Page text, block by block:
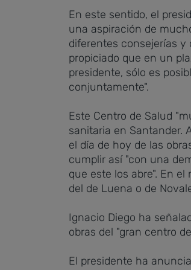
En este sentido, el
una aspiración de
diferentes consejerías y
propiciado que en un
presidente, sólo es
conjuntamente".
Este Centro de Salud
sanitaria en Santander.
el día de hoy de las
cumplir así "con una
que este los abre". En
del de Luena o de
Ignacio Diego ha
obras del "gran centro
El presidente ha